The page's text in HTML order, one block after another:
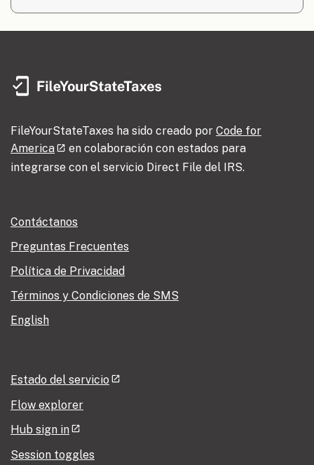
FileYourStateTaxes ha sido creado por Code for
America
en colaboración con estados para
integrarse con el servicio Direct File del IRS.
Contáctanos
Preguntas Frecuentes
Política de Privacidad
Términos y Condiciones de SMS
English
Estado del servicio
Flow explorer
Hub sign in
Session toggles